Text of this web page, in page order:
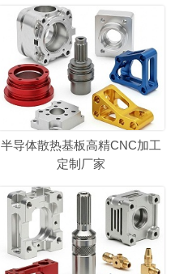
半导体散热基板高精CNC加工
定制厂家